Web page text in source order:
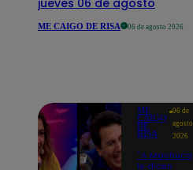
ME CAIGO DE RISA 06 de agosto 2026
ME
CAIGO
DE
RISA
06 de
agosto
2026
"A Machuca
le dicen